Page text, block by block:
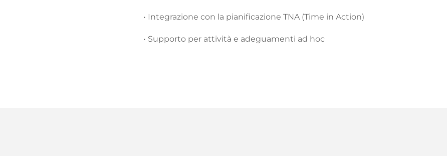
• Integrazione con la pianificazione TNA (Time in Action)
• Supporto per attività e adeguamenti ad hoc